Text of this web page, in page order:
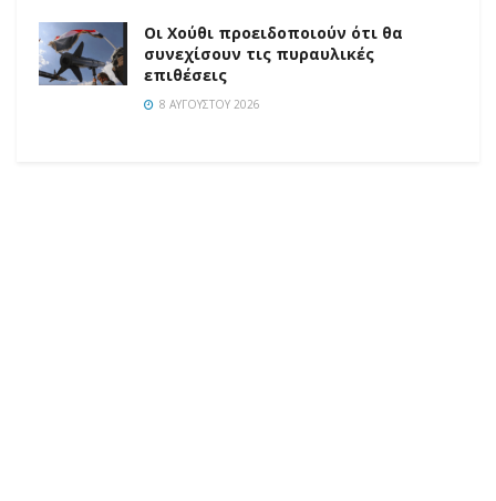
Οι Χούθι προειδοποιούν ότι θα
συνεχίσουν τις πυραυλικές
επιθέσεις
8 ΑΥΓΟΎΣΤΟΥ 2026